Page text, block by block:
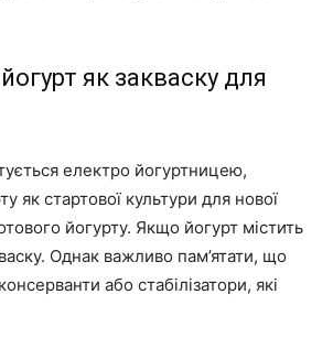
як закваску для
електро йогуртницею,
як стартової культури для нової
йогурту. Якщо йогурт містить
Однак важливо пам’ятати, що
або стабілізатори, які